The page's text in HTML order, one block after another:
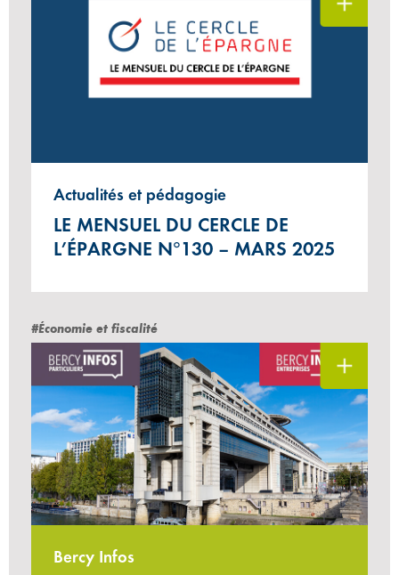
Actualités et pédagogie
LE MENSUEL DU CERCLE DE
L’ÉPARGNE N°130 – MARS 2025
#Économie et fiscalité
Bercy Infos